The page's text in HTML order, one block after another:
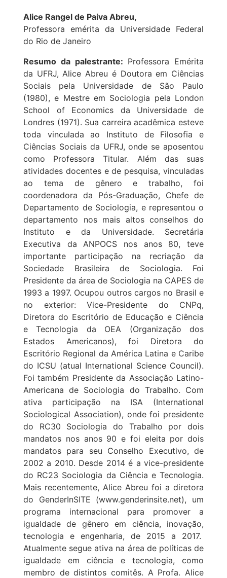
Alice Rangel de Paiva Abreu,
Professora emérita da Universidade Federal
do Rio de Janeiro
Resumo da palestrante: Professora Emérita
da UFRJ, Alice Abreu é Doutora em Ciências
Sociais pela Universidade de São Paulo
(1980), e Mestre em Sociologia pela London
School of Economics da Universidade de
Londres (1971). Sua carreira acadêmica esteve
toda vinculada ao Instituto de Filosofia e
Ciências Sociais da UFRJ, onde se aposentou
como Professora Titular. Além das suas
atividades docentes e de pesquisa, vinculadas
ao tema de gênero e trabalho, foi
coordenadora da Pós-Graduação, Chefe de
Departamento de Sociologia, e representou o
departamento nos mais altos conselhos do
Instituto e da Universidade. Secretária
Executiva da ANPOCS nos anos 80, teve
importante participação na recriação da
Sociedade Brasileira de Sociologia. Foi
Presidente da área de Sociologia na CAPES de
1993 a 1997. Ocupou outros cargos no Brasil e
no exterior: Vice-Presidente do CNPq,
Diretora do Escritório de Educação e Ciência
e Tecnologia da OEA (Organização dos
Estados Americanos), foi Diretora do
Escritório Regional da América Latina e Caribe
do ICSU (atual International Science Council).
Foi também Presidente da Associação Latino-
Americana de Sociologia do Trabalho. Com
ativa participação na ISA (International
Sociological Association), onde foi presidente
do RC30 Sociologia do Trabalho por dois
mandatos nos anos 90 e foi eleita por dois
mandatos para seu Conselho Executivo, de
2002 a 2010. Desde 2014 é a vice-presidente
do RC23 Sociologia da Ciência e Tecnologia.
Mais recentemente, Alice Abreu foi a diretora
do GenderInSITE (www.genderinsite.net), um
programa internacional para promover a
igualdade de gênero em ciência, inovação,
tecnologia e engenharia, de 2015 a 2017.
Atualmente segue ativa na área de políticas de
igualdade em ciência e tecnologia, como
membro de distintos comitês. A Profa. Alice